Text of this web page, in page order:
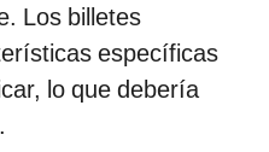
Los billetes
específicas
lo que debería